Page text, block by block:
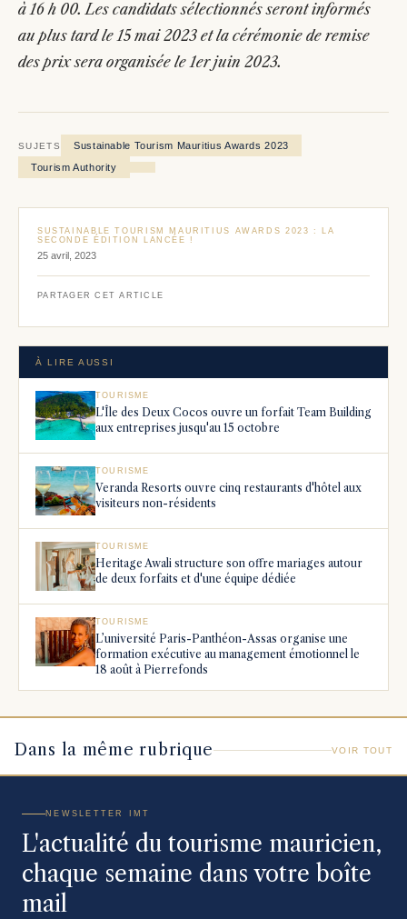
à 16 h 00. Les candidats sélectionnés seront informés
au plus tard le 15 mai 2023 et la cérémonie de remise
des prix sera organisée le 1er juin 2023.
SUJETS
Sustainable Tourism Mauritius Awards 2023
Tourism Authority
SUSTAINABLE TOURISM MAURITIUS AWARDS 2023 : LA
SECONDE ÉDITION LANCÉE !
25 avril, 2023
PARTAGER CET ARTICLE
À LIRE AUSSI
TOURISME
L'Île des Deux Cocos ouvre un forfait Team Building
aux entreprises jusqu'au 15 octobre
TOURISME
Veranda Resorts ouvre cinq restaurants d'hôtel aux
visiteurs non-résidents
TOURISME
Heritage Awali structure son offre mariages autour
de deux forfaits et d'une équipe dédiée
TOURISME
L’université Paris-Panthéon-Assas organise une
formation exécutive au management émotionnel le
18 août à Pierrefonds
Dans la même rubrique VOIR TOUT
NEWSLETTER IMT
L'actualité du tourisme mauricien,
chaque semaine dans votre boîte
mail